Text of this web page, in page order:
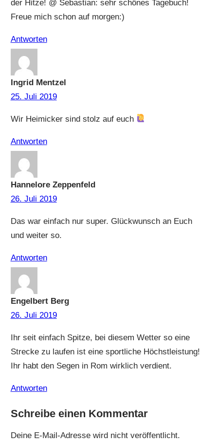
der Hitze! @ Sebastian: sehr schönes Tagebuch!
Freue mich schon auf morgen:)
Antworten
Ingrid Mentzel
25. Juli 2019
Wir Heimicker sind stolz auf euch
Antworten
Hannelore Zeppenfeld
26. Juli 2019
Das war einfach nur super. Glückwunsch an Euch
und weiter so.
Antworten
Engelbert Berg
26. Juli 2019
Ihr seit einfach Spitze, bei diesem Wetter so eine
Strecke zu laufen ist eine sportliche Höchstleistung!
Ihr habt den Segen in Rom wirklich verdient.
Antworten
Schreibe einen Kommentar
Deine E-Mail-Adresse wird nicht veröffentlicht.